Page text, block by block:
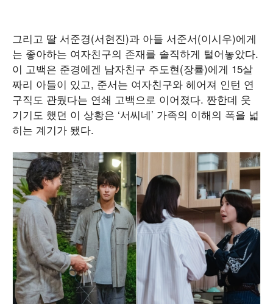
그리고 딸 서준경(서현진)과 아들 서준서(이시우)에게
는 좋아하는 여자친구의 존재를 솔직하게 털어놓았다.
이 고백은 준경에겐 남자친구 주도현(장률)에게 15살
짜리 아들이 있고, 준서는 여자친구와 헤어져 인턴 연
구직도 관뒀다는 연쇄 고백으로 이어졌다. 짠한데 웃
기기도 했던 이 상황은 ‘서씨네’ 가족의 이해의 폭을 넓
히는 계기가 됐다.